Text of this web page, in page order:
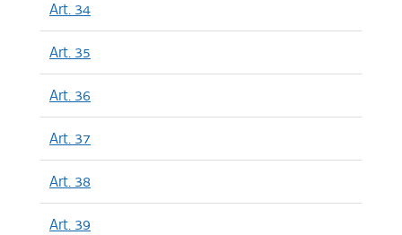
Art. 34
Art. 35
Art. 36
Art. 37
Art. 38
Art. 39